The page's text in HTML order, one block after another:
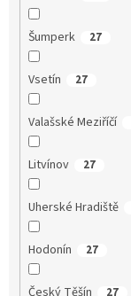
Šumperk 27
Vsetín 27
Valašské Meziříčí
Litvínov 27
Uherské Hradiště
Hodonín 27
Český Těšín 27